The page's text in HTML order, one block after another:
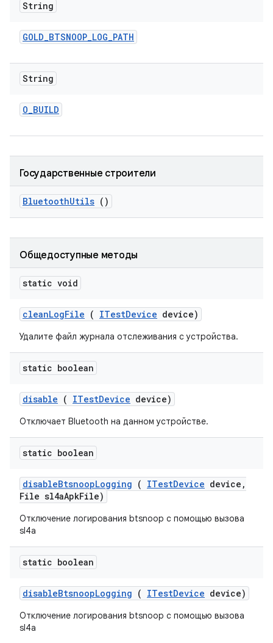
String
GOLD_BTSNOOP_LOG_PATH
String
O_BUILD
Государственные строители
BluetoothUtils ()
Общедоступные методы
static void
cleanLogFile ( ITestDevice device)
Удалите файл журнала отслеживания с устройства.
static boolean
disable ( ITestDevice device)
Отключает Bluetooth на данном устройстве.
static boolean
disableBtsnoopLogging ( ITestDevice device ,
File sl4aApkFile)
Отключение логирования btsnoop с помощью вызова
sl4a
static boolean
disableBtsnoopLogging ( ITestDevice device)
Отключение логирования btsnoop с помощью вызова
sl4a